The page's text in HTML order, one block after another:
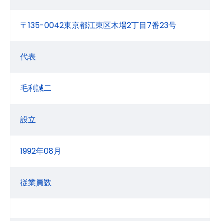
〒135-0042東京都江東区木場2丁目7番23号
代表
毛利誠二
設立
1992年08月
従業員数